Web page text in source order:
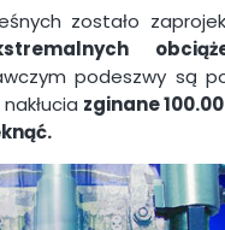
zostało
podeszwy są
zginane